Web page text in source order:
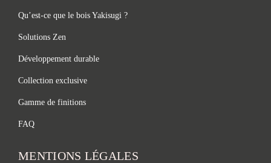
Qu’est-ce que le bois Yakisugi ?
Solutions Zen
Développement durable
Collection exclusive
Gamme de finitions
FAQ
MENTIONS LÉGALES